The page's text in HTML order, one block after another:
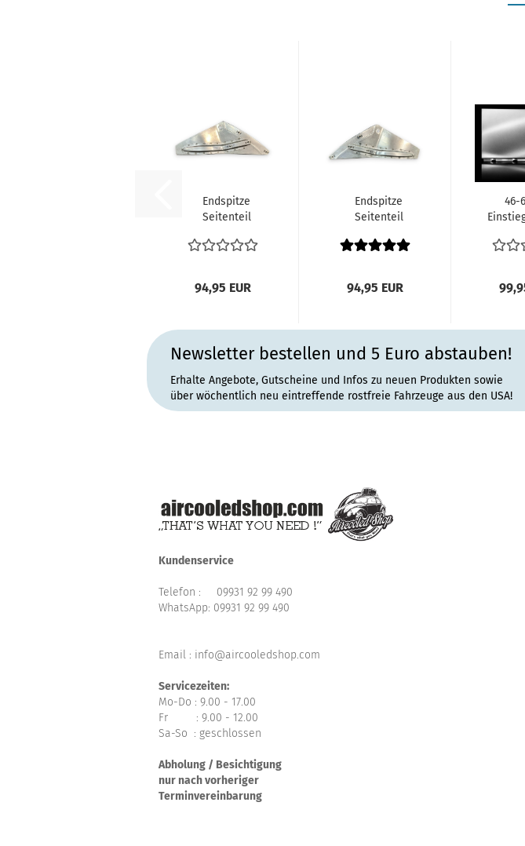
Endspitze
Seitenteil
Blech links VW...
94,95 EUR
Endspitze
Seitenteil
Blech rechts...
94,95 EUR
46-
Newsletter bestellen und 5 Euro abstauben!
Erhalte Angebote, Gutscheine und Infos zu neuen Produkten sowie
über wöchentlich neu eintreffende rostfreie Fahrzeuge aus den USA!
Kundenservice
Telefon : 09931 92 99 490
WhatsApp: 09931 92 99 490
Email : info@aircooledshop.com
Servicezeiten:
Mo-Do : 9.00 - 17.00
Fr : 9.00 - 12.00
Sa-So : geschlossen
Abholung / Besichtigung
nur nach vorheriger
Terminvereinbarung